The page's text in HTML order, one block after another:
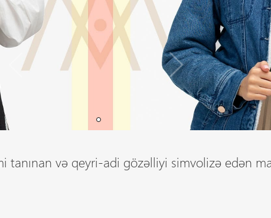
tanınan və qeyri-adi gözəlliyi simvolizə edən